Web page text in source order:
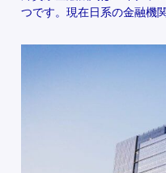
つです。現在日系の金融機